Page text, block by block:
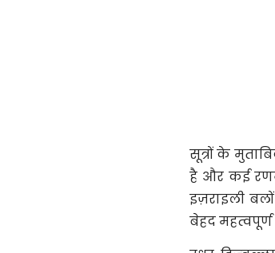
सूत्रों के
है और कई
इज़राइली
बेहद महत्वपूर्ण